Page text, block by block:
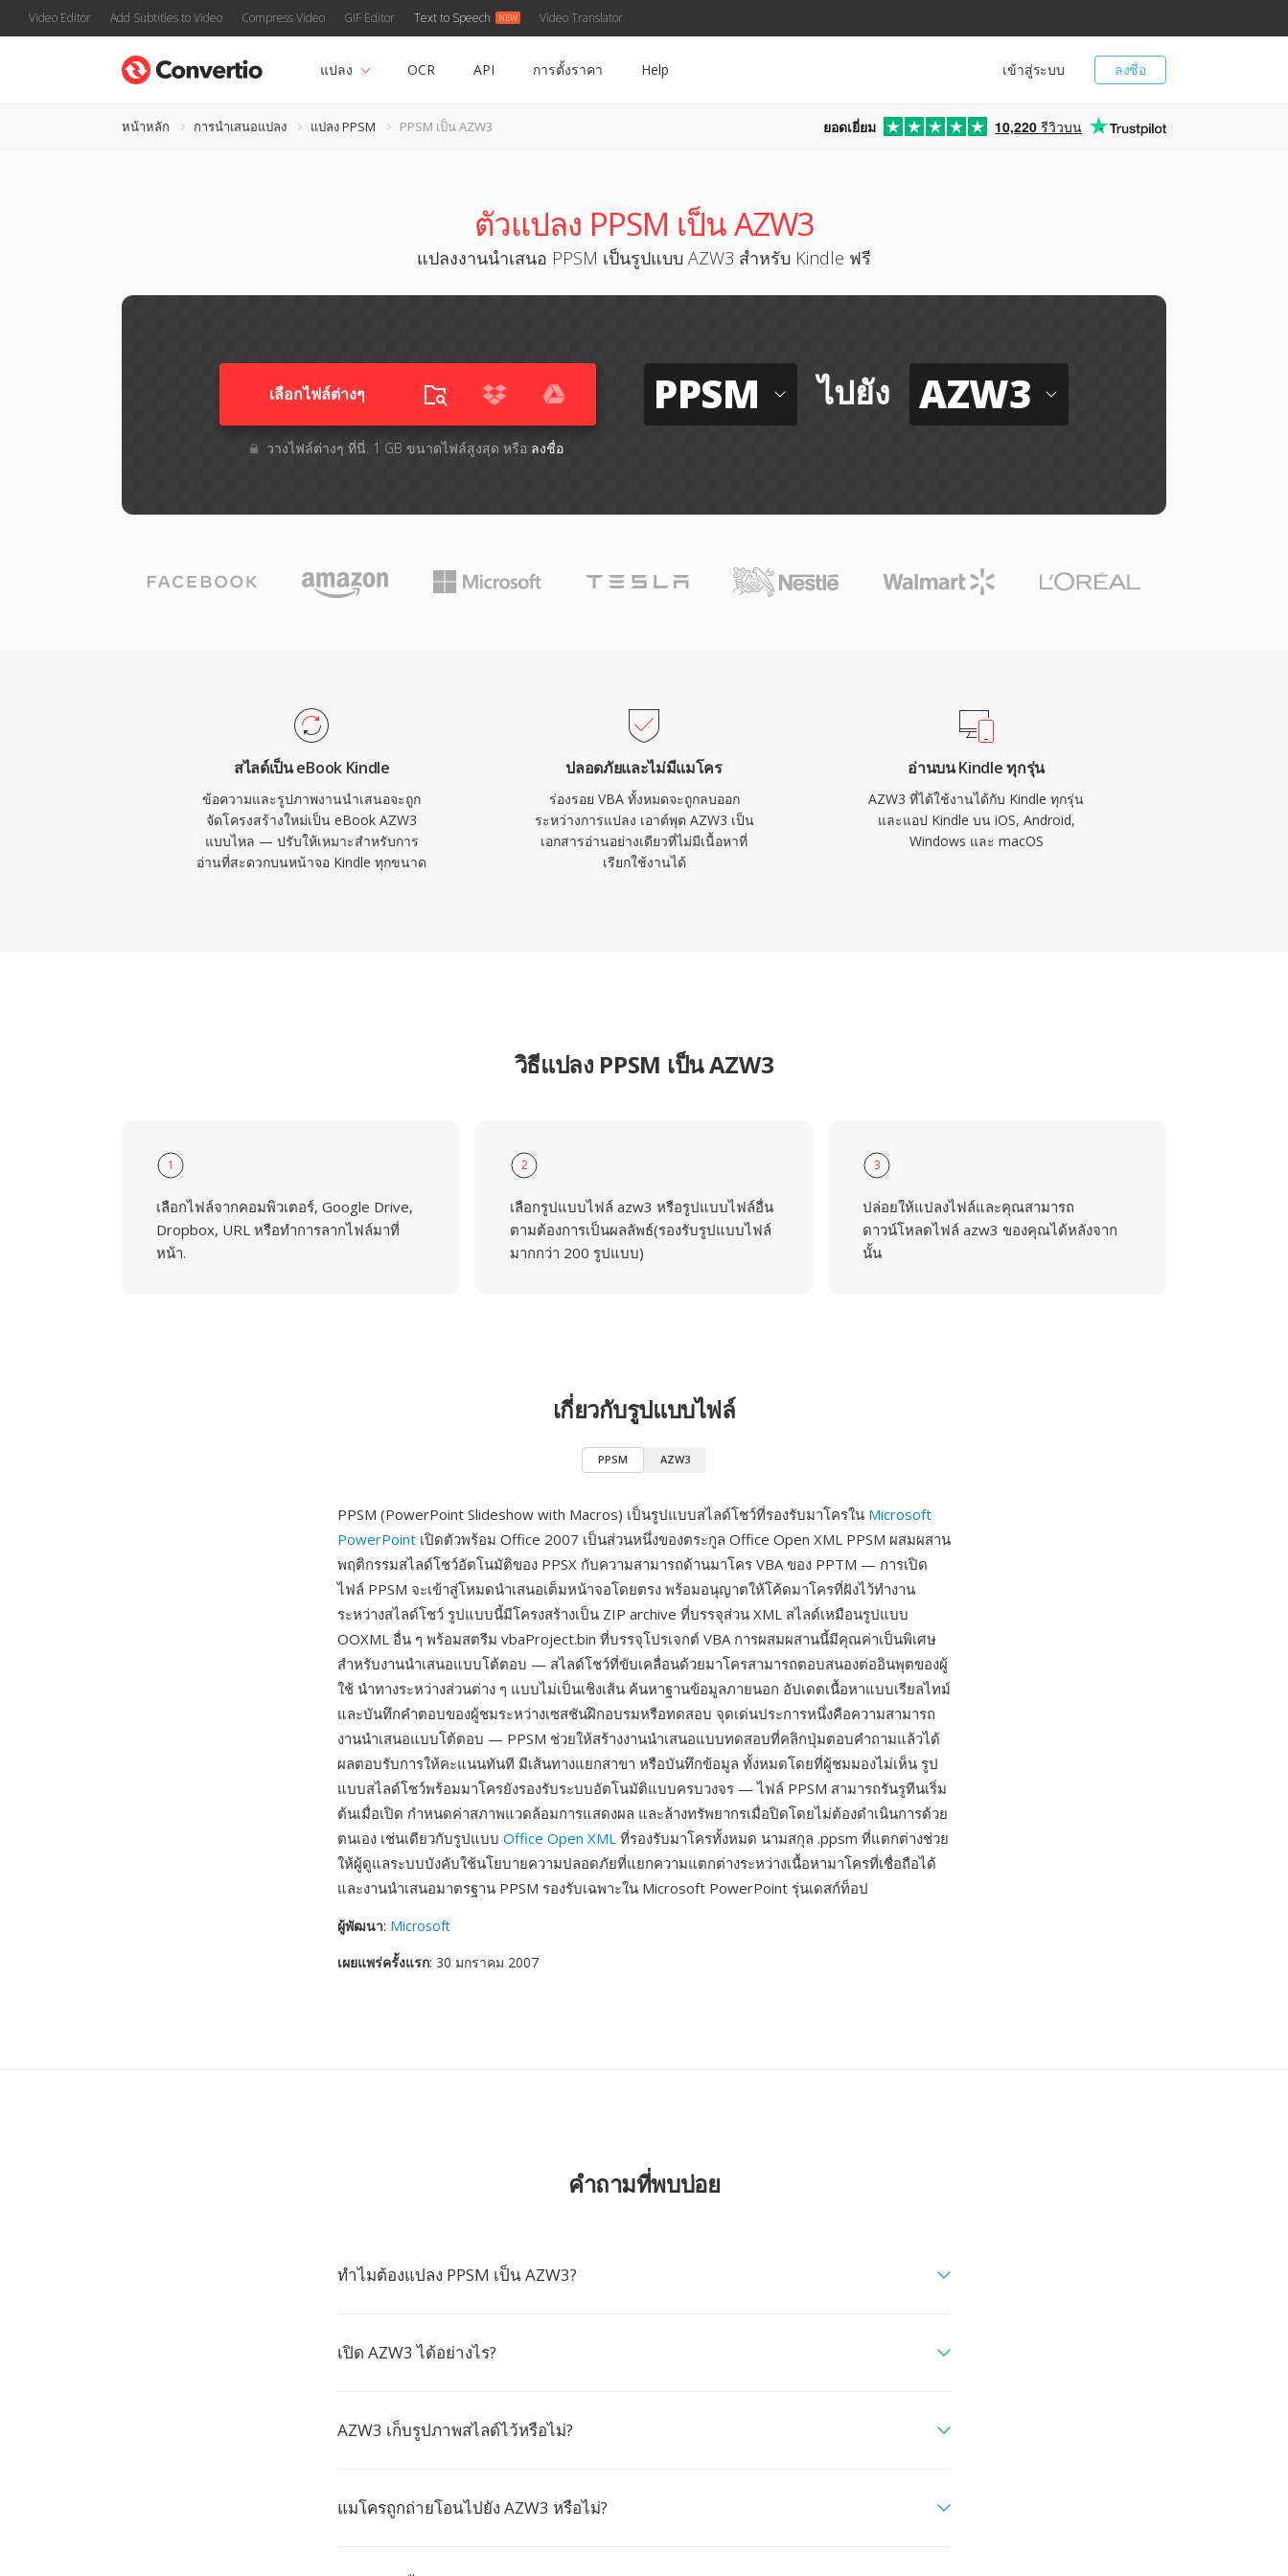
Video Editor Add Subtitles to Video Compress Video GIF Editor Text to Speech Video Translator
ลงชื่อ
เข้าสู่ระบบ
แปลง OCR API การตั้งราคา Help
หน้าหลัก การนำเสนอแปลง แปลง PPSM PPSM เป็น AZW3 ยอดเยี่ยม 10,220 รีวิวบน
ตัวแปลง PPSM เป็น AZW3
แปลงงานนำเสนอ PPSM เป็นรูปแบบ AZW3 สำหรับ Kindle ฟรี
เลือกไฟล์ต่างๆ​
วางไฟล์ต่างๆ​ ที่นี่. 1 GB ขนาดไฟล์สูงสุด หรือ ลงชื่อ
PPSM ไปยัง AZW3
สไลด์เป็น eBook Kindle
ข้อความและรูปภาพงานนำเสนอจะถูก
จัดโครงสร้างใหม่เป็น eBook AZW3
แบบไหล — ปรับให้เหมาะสำหรับการ
อ่านที่สะดวกบนหน้าจอ Kindle ทุกขนาด
ปลอดภัยและไม่มีแมโคร
ร่องรอย VBA ทั้งหมดจะถูกลบออก
ระหว่างการแปลง เอาต์พุต AZW3 เป็น
เอกสารอ่านอย่างเดียวที่ไม่มีเนื้อหาที่
เรียกใช้งานได้
อ่านบน Kindle ทุกรุ่น
AZW3 ที่ได้ใช้งานได้กับ Kindle ทุกรุ่น
และแอป Kindle บน iOS, Android,
Windows และ macOS
วิธีแปลง PPSM เป็น AZW3
1
เลือกไฟล์จากคอมพิวเตอร์, Google Drive,
Dropbox, URL หรือทำการลากไฟล์มาที่
หน้า.
2
เลือกรูปแบบไฟล์ azw3 หรือรูปแบบไฟล์อื่น
ตามต้องการเป็นผลลัพธ์(รองรับรูปแบบไฟล์
มากกว่า 200 รูปแบบ)
3
ปล่อยให้แปลงไฟล์และคุณสามารถ
ดาวน์โหลดไฟล์ azw3 ของคุณได้หลังจาก
นั้น
เกี่ยวกับรูปแบบไฟล์
PPSM AZW3
PPSM (PowerPoint Slideshow with Macros) เป็นรูปแบบสไลด์โชว์ที่รองรับมาโครใน Microsoft
PowerPoint เปิดตัวพร้อม Office 2007 เป็นส่วนหนึ่งของตระกูล Office Open XML PPSM ผสมผสาน
พฤติกรรมสไลด์โชว์อัตโนมัติของ PPSX กับความสามารถด้านมาโคร VBA ของ PPTM — การเปิด
ไฟล์ PPSM จะเข้าสู่โหมดนำเสนอเต็มหน้าจอโดยตรง พร้อมอนุญาตให้โค้ดมาโครที่ฝังไว้ทำงาน
ระหว่างสไลด์โชว์ รูปแบบนี้มีโครงสร้างเป็น ZIP archive ที่บรรจุส่วน XML สไลด์เหมือนรูปแบบ
OOXML อื่น ๆ พร้อมสตรีม vbaProject.bin ที่บรรจุโปรเจกต์ VBA การผสมผสานนี้มีคุณค่าเป็นพิเศษ
สำหรับงานนำเสนอแบบโต้ตอบ — สไลด์โชว์ที่ขับเคลื่อนด้วยมาโครสามารถตอบสนองต่ออินพุตของผู้
ใช้ นำทางระหว่างส่วนต่าง ๆ แบบไม่เป็นเชิงเส้น ค้นหาฐานข้อมูลภายนอก อัปเดตเนื้อหาแบบเรียลไทม์
และบันทึกคำตอบของผู้ชมระหว่างเซสชันฝึกอบรมหรือทดสอบ จุดเด่นประการหนึ่งคือความสามารถ
งานนำเสนอแบบโต้ตอบ — PPSM ช่วยให้สร้างงานนำเสนอแบบทดสอบที่คลิกปุ่มตอบคำถามแล้วได้
ผลตอบรับการให้คะแนนทันที มีเส้นทางแยกสาขา หรือบันทึกข้อมูล ทั้งหมดโดยที่ผู้ชมมองไม่เห็น รูป
แบบสไลด์โชว์พร้อมมาโครยังรองรับระบบอัตโนมัติแบบครบวงจร — ไฟล์ PPSM สามารถรันรูทีนเริ่ม
ต้นเมื่อเปิด กำหนดค่าสภาพแวดล้อมการแสดงผล และล้างทรัพยากรเมื่อปิดโดยไม่ต้องดำเนินการด้วย
ตนเอง เช่นเดียวกับรูปแบบ Office Open XML ที่รองรับมาโครทั้งหมด นามสกุล .ppsm ที่แตกต่างช่วย
ให้ผู้ดูแลระบบบังคับใช้นโยบายความปลอดภัยที่แยกความแตกต่างระหว่างเนื้อหามาโครที่เชื่อถือได้
และงานนำเสนอมาตรฐาน PPSM รองรับเฉพาะใน Microsoft PowerPoint รุ่นเดสก์ท็อป
ผู้พัฒนา: Microsoft
เผยแพร่ครั้งแรก: 30 มกราคม 2007
คำถามที่พบบ่อย
ทำไมต้องแปลง PPSM เป็น AZW3?
เปิด AZW3 ได้อย่างไร?
AZW3 เก็บรูปภาพสไลด์ไว้หรือไม่?
แมโครถูกถ่ายโอนไปยัง AZW3 หรือไม่?